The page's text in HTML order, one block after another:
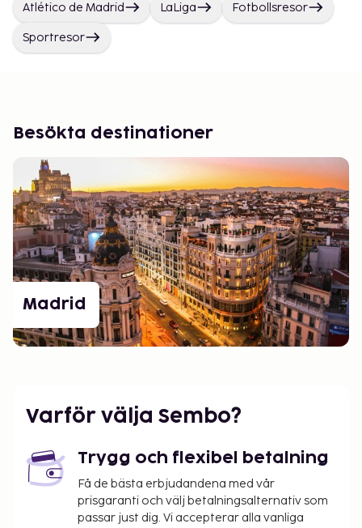
Atlético de Madrid LaLiga Fotbollsresor
Sportresor
Besökta destinationer
Madrid
Varför välja Sembo?
Trygg och flexibel betalning
Få de bästa erbjudandena med vår
prisgaranti och välj betalningsalternativ som
passar just dig. Vi accepterar alla vanliga